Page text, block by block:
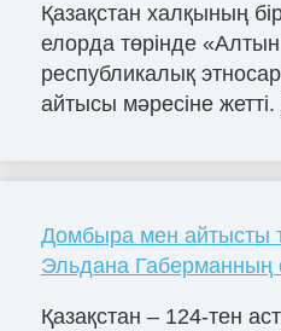
Қазақстан халқының
елорда төрінде
республикалық
айтысы мәресіне
Домбыра мен айтысты
Эльдана Габерманның
Қазақстан – 124-тен